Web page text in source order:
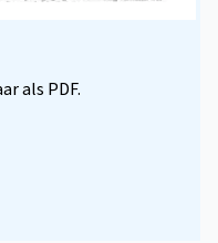
als PDF.